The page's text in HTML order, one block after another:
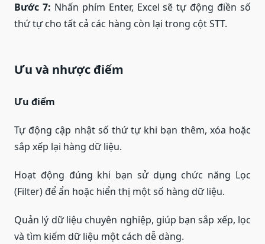
Bước 7: Nhấn phím Enter, Excel sẽ tự động điền số
thứ tự cho tất cả các hàng còn lại trong cột STT.
Ưu và nhược điểm
Ưu điểm
Tự động cập nhật số thứ tự khi bạn thêm, xóa hoặc
sắp xếp lại hàng dữ liệu.
Hoạt động đúng khi bạn sử dụng chức năng Lọc
(Filter) để ẩn hoặc hiển thị một số hàng dữ liệu.
Quản lý dữ liệu chuyên nghiệp, giúp bạn sắp xếp, lọc
và tìm kiếm dữ liệu một cách dễ dàng.